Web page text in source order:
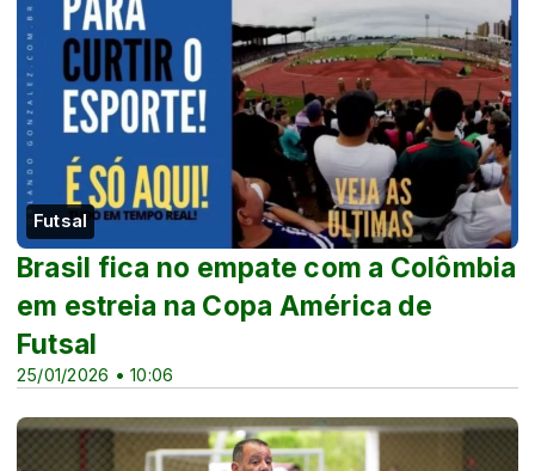
Futsal
25/01/2026 • 10:06
Brasil fica no empate com a Colômbia
em estreia na Copa América de
Futsal